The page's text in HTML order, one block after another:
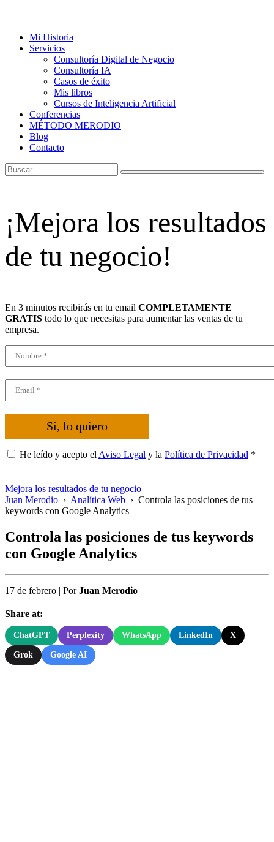
Mi Historia
Servicios
Consultoría Digital de Negocio
Consultoría IA
Casos de éxito
Mis libros
Cursos de Inteligencia Artificial
Conferencias
MÉTODO MERODIO
Blog
Contacto
¡Mejora los resultados
de tu negocio!
En 3 minutos recibirás en tu email COMPLETAMENTE
GRATIS todo lo que necesitas para aumentar las ventas de tu
empresa.
Sí, lo quiero
He leído y acepto el Aviso Legal y la Política de Privacidad *
Mejora los resultados de tu negocio
Juan Merodio › Analítica Web › Controla las posiciones de tus
keywords con Google Analytics
Controla las posiciones de tus keywords
con Google Analytics
17 de febrero | PorJuan Merodio
Share at:
ChatGPT Perplexity WhatsApp LinkedIn X
Grok Google AI